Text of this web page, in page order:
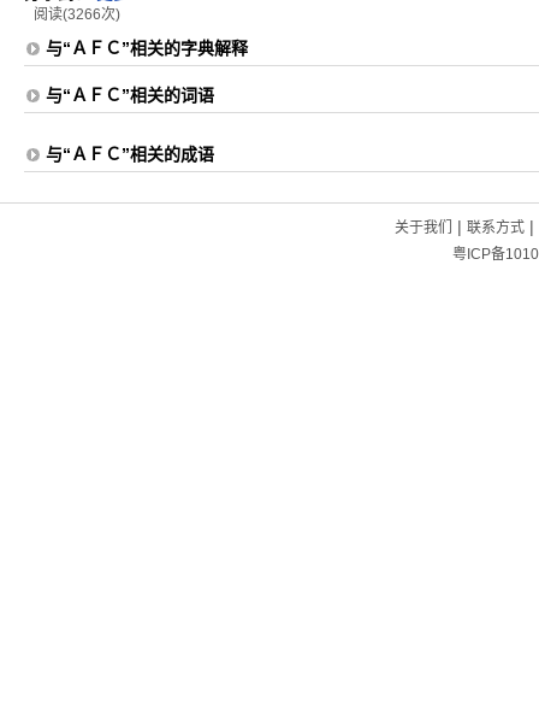
阅读(3266次)
与“ＡＦＣ”相关的字典解释
与“ＡＦＣ”相关的词语
与“ＡＦＣ”相关的成语
关于我们 | 联系方式|
粤ICP备